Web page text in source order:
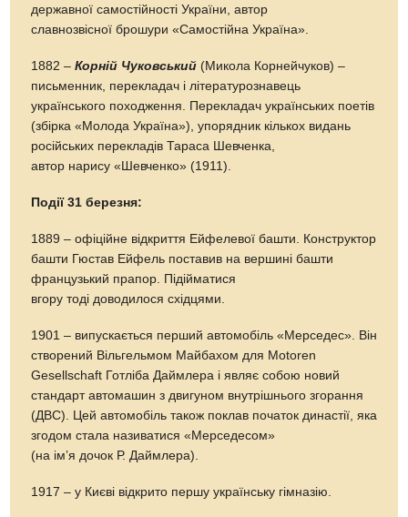
державної самостійності України, автор
славнозвісної брошури «Самостійна Україна».
1882 –Корній Чуковський (Микола Корнейчуков) –
письменник, перекладач і літературознавець
українського походження. Перекладач українських поетів
(збірка «Молода Україна»), упорядник кількох видань
російських перекладів Тараса Шевченка,
автор нарису «Шевченко» (1911).
Події 31 березня:
1889 – офіційне відкриття Ейфелевої башти. Конструктор
башти Гюстав Ейфель поставив на вершині башти
французький прапор. Підійматися
вгору тоді доводилося східцями.
1901 – випускається перший автомобіль «Мерседес». Він
створений Вільгельмом Майбахом для Motoren
Gesellschaft Готліба Даймлера і являє собою новий
стандарт автомашин з двигуном внутрішнього згорання
(ДВС). Цей автомобіль також поклав початок династії, яка
згодом стала називатися «Мерседесом»
(на ім’я дочок Р. Даймлера).
1917 – у Києві відкрито першу українську гімназію.